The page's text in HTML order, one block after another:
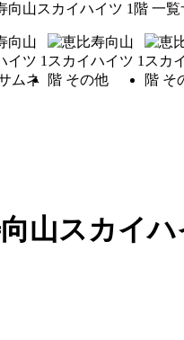
山スカイハ